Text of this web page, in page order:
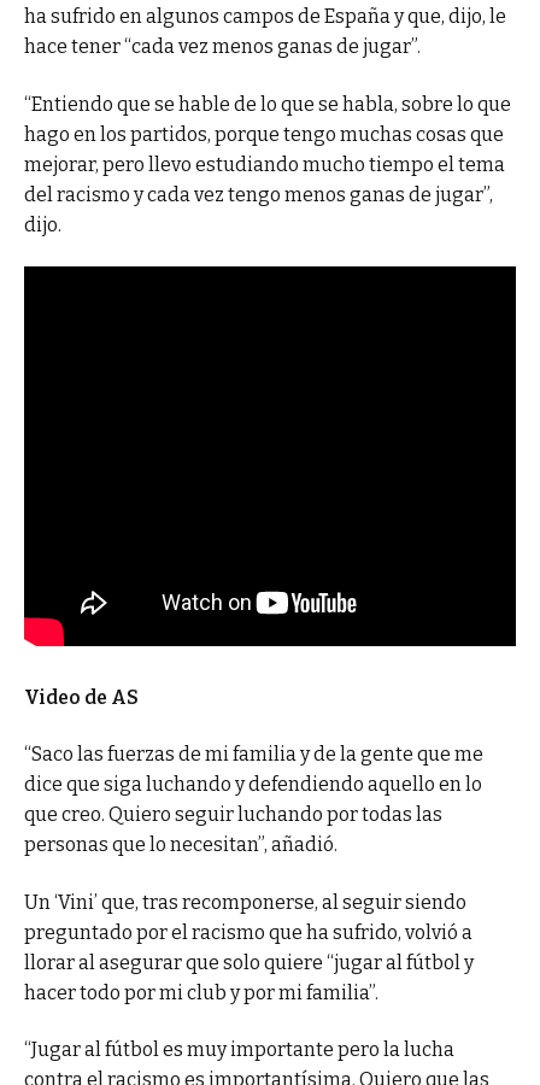
ha sufrido en algunos campos de España y que, dijo, le
hace tener “cada vez menos ganas de jugar”.
“Entiendo que se hable de lo que se habla, sobre lo que
hago en los partidos, porque tengo muchas cosas que
mejorar, pero llevo estudiando mucho tiempo el tema
del racismo y cada vez tengo menos ganas de jugar”,
dijo.
Video de AS
“Saco las fuerzas de mi familia y de la gente que me
dice que siga luchando y defendiendo aquello en lo
que creo. Quiero seguir luchando por todas las
personas que lo necesitan”, añadió.
Un ‘Vini’ que, tras recomponerse, al seguir siendo
preguntado por el racismo que ha sufrido, volvió a
llorar al asegurar que solo quiere “jugar al fútbol y
hacer todo por mi club y por mi familia”.
“Jugar al fútbol es muy importante pero la lucha
contra el racismo es importantísima. Quiero que las